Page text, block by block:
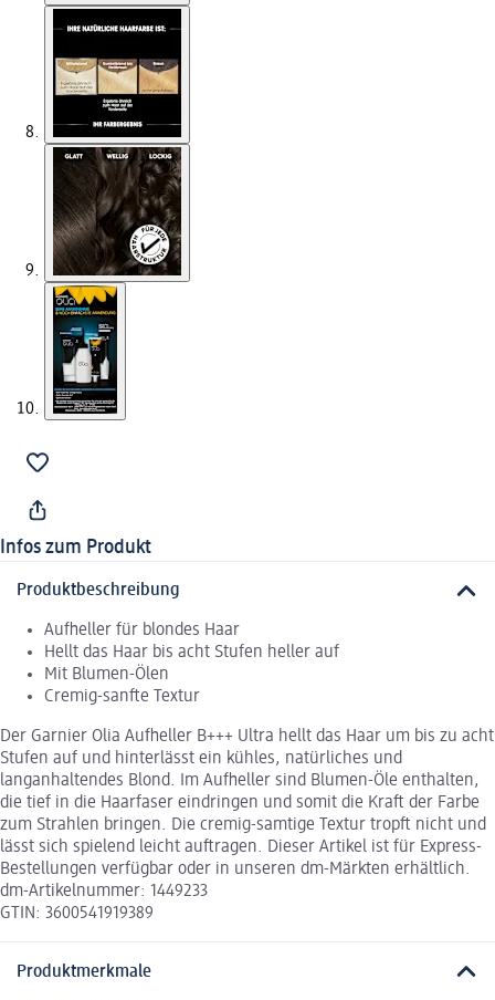
Infos zum Produkt
Produktbeschreibung
Aufheller für blondes Haar
Hellt das Haar bis acht Stufen heller auf
Mit Blumen-Ölen
Cremig-sanfte Textur
Der Garnier Olia Aufheller B+++ Ultra hellt das Haar um bis zu acht
Stufen auf und hinterlässt ein kühles, natürliches und
langanhaltendes Blond. Im Aufheller sind Blumen-Öle enthalten,
die tief in die Haarfaser eindringen und somit die Kraft der Farbe
zum Strahlen bringen. Die cremig-samtige Textur tropft nicht und
lässt sich spielend leicht auftragen. Dieser Artikel ist für Express-
Bestellungen verfügbar oder in unseren dm-Märkten erhältlich.
dm-Artikelnummer: 1449233
GTIN: 3600541919389
Produktmerkmale